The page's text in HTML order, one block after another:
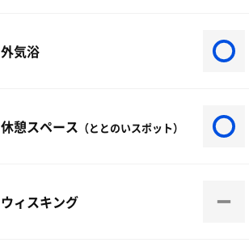
外気浴
休憩スペース （ととのいスポット）
ウィスキング